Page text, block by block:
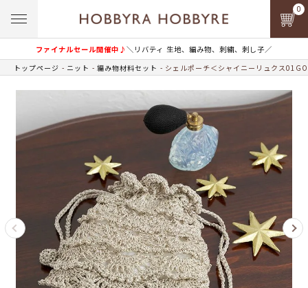
ファイナルセール開催中♪＼リバティ 生地、編み物、刺繍、刺し子／
0
トップページ ニット 編み物材料セット シェルポーチ＜シャイニーリュクス